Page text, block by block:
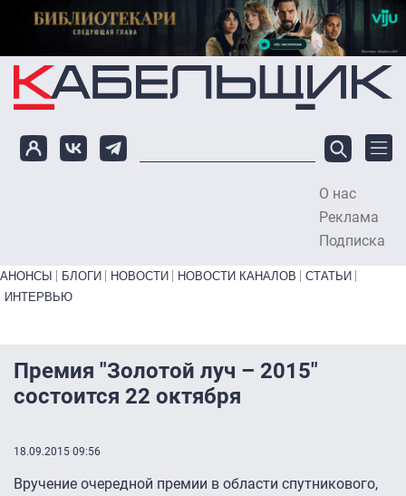
Перейти к основному содержанию
О нас
Реклама
Подписка
Primary links bottom
АНОНСЫ БЛОГИ НОВОСТИ НОВОСТИ КАНАЛОВ
СТАТЬИ
ИНТЕРВЬЮ
Премия "Золотой луч – 2015"
состоится 22 октября
18.09.2015 09:56
Вручение очередной премии в области спутникового,